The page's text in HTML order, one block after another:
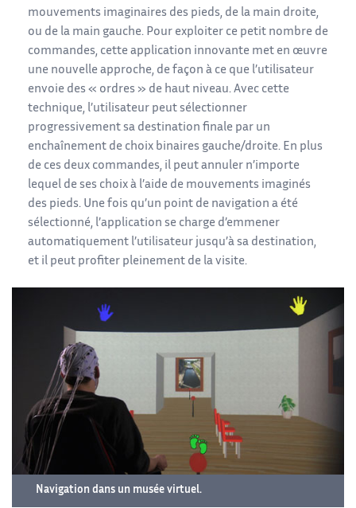
mouvements imaginaires des pieds, de la main droite,
ou de la main gauche. Pour exploiter ce petit nombre de
commandes, cette application innovante met en œuvre
une nouvelle approche, de façon à ce que l’utilisateur
envoie des « ordres » de haut niveau. Avec cette
technique, l’utilisateur peut sélectionner
progressivement sa destination finale par un
enchaînement de choix binaires gauche/droite. En plus
de ces deux commandes, il peut annuler n’importe
lequel de ses choix à l’aide de mouvements imaginés
des pieds. Une fois qu’un point de navigation a été
sélectionné, l’application se charge d’emmener
automatiquement l’utilisateur jusqu’à sa destination,
et il peut profiter pleinement de la visite.
Navigation dans un musée virtuel.